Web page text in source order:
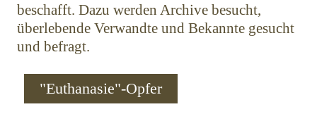
beschafft. Dazu werden Archive besucht,
überlebende Verwandte und Bekannte gesucht
und befragt.
"Euthanasie"-Opfer